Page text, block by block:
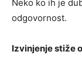
Neko ko ih je
odgovornost.
Izvinjenje stiže